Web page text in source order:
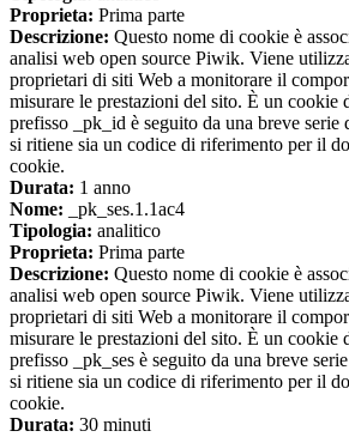
Proprieta: Prima parte
Descrizione: Questo nome di cookie è
analisi web open source Piwik. Viene
proprietari di siti Web a monitorare il
misurare le prestazioni del sito. È un cookie
prefisso _pk_id è seguito da una breve serie
si ritiene sia un codice di riferimento per il
cookie.
Durata: 1 anno
Nome: _pk_ses.1.1ac4
Tipologia: analitico
Proprieta: Prima parte
Descrizione: Questo nome di cookie è
analisi web open source Piwik. Viene
proprietari di siti Web a monitorare il
misurare le prestazioni del sito. È un cookie
prefisso _pk_ses è seguito da una breve
si ritiene sia un codice di riferimento per il
cookie.
Durata: 30 minuti